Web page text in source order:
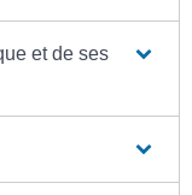
et de ses